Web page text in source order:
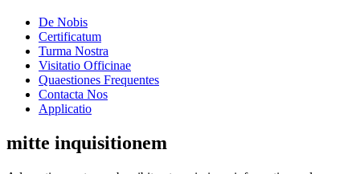
De Nobis
Certificatum
Turma Nostra
Visitatio Officinae
Quaestiones Frequentes
Contacta Nos
Applicatio
mitte inquisitionem